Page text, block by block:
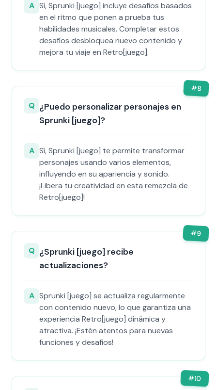
A Sí, Sprunki [juego] incluye desafíos basados
en el ritmo que ponen a prueba tus
habilidades musicales. Completar estos
desafíos desbloquea nuevo contenido y
mejora tu viaje en Retro[juego].
#8
Q ¿Puedo personalizar personajes en
Sprunki [juego]?
A Sí, Sprunki [juego] te permite transformar
personajes usando varios elementos,
influyendo en su apariencia y sonido.
¡Libera tu creatividad en esta remezcla de
Retro[juego]!
#9
Q ¿Sprunki [juego] recibe
actualizaciones?
A Sprunki [juego] se actualiza regularmente
con contenido nuevo, lo que garantiza una
experiencia Retro[juego] dinámica y
atractiva. ¡Estén atentos para nuevas
funciones y desafíos!
#10